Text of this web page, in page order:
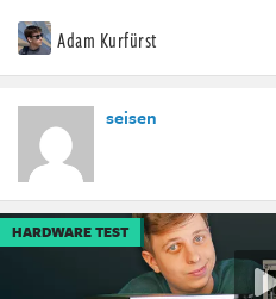
Adam Kurfürst
seisen
HARDWARE TEST